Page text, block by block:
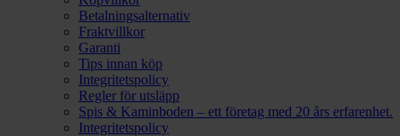
Betalningsalternativ
Fraktvillkor
Garanti
Tips innan köp
Integritetspolicy
Regler för utsläpp
Spis & Kaminboden – ett företag med 20 års erfarenhet.
Integritetspolicy